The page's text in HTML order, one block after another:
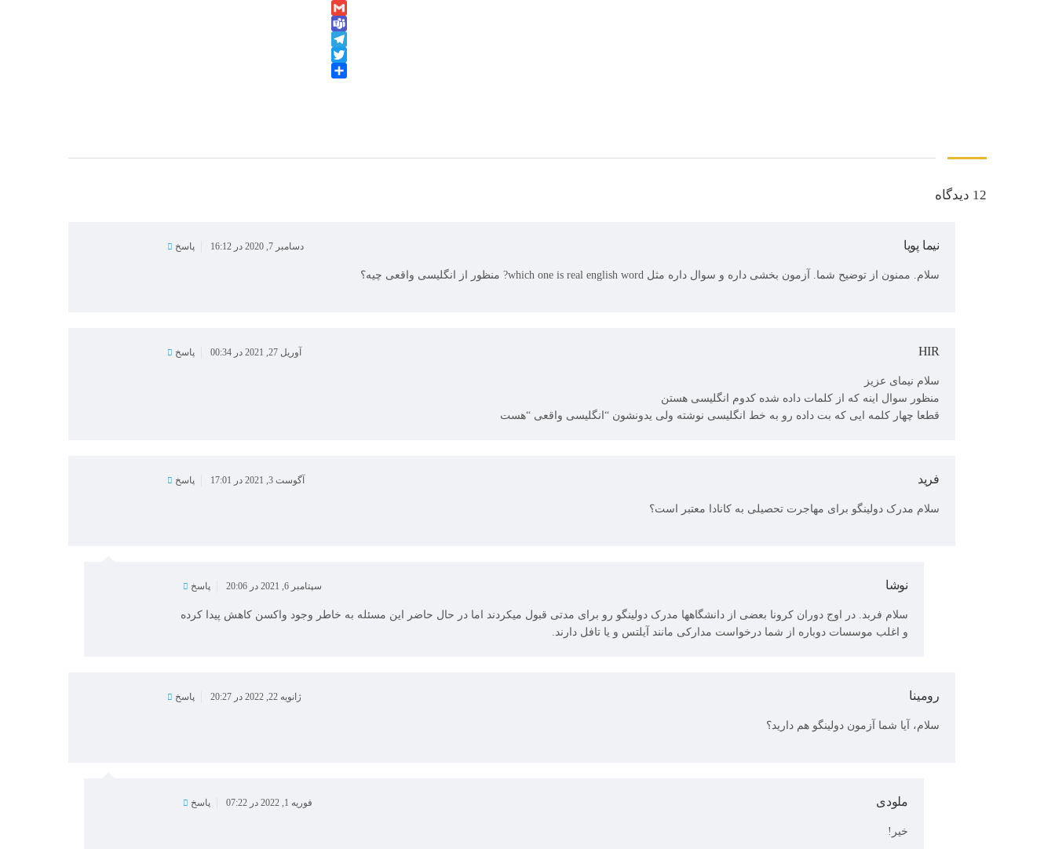
Copy
Link
Gmail
Teams
Telegram
Twitter
12 دیدگاه
نیما پویا دسامبر 7, 2020 در 16:12 پاسخ
سلام. ممنون از توضیح شما. آزمون بخشی داره و سوال داره مثل which one is real english word? منظور از انگلیسی واقعی چیه؟
HIR آوریل 27, 2021 در 00:34 پاسخ
سلام نیمای عزیز
منظور سوال اینه که از کلمات داده شده کدوم انگلیسی هستن
قطعا چهار کلمه ایی که بت داده رو به خط انگلیسی نوشته ولی یدونشون “انگلیسی واقعی “هست
فرید آگوست 3, 2021 در 17:01 پاسخ
سلام مدرک دولینگو برای مهاجرت تحصیلی به کانادا معتبر است؟
نوشا سپتامبر 6, 2021 در 20:06 پاسخ
سلام فربد. در اوج دوران کرونا بعضی از دانشگاهها مدرک دولینگو رو برای مدتی قبول میکردند اما در حال حاضر این مسئله به خاطر وجود واکسن کاهش پیدا کرده
و اغلب موسسات دوباره از شما درخواست مدارکی مانند آیلتس و یا تافل دارند.
رومینا ژانویه 22, 2022 در 20:27 پاسخ
سلام، آیا شما آزمون دولینگو هم دارید؟
ملودی فوریه 1, 2022 در 07:22 پاسخ
خیر!